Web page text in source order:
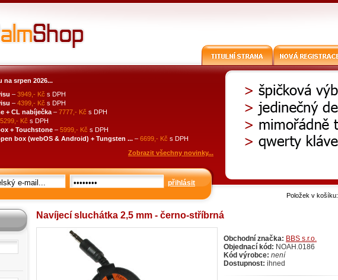
na srpen 2026...
– 3949,- Kč s DPH
– 4399,- Kč s DPH
+ CL nabíječka – 7777,- Kč s DPH
5299,- Kč s DPH
+ Touchstone – 5999,- Kč s DPH
box (webOS & Android) + Tungsten ... – 6699,- Kč s DPH
Zobrazit všechny novinky...
přihlásit
Položek v košíku:
Navíjecí sluchátka 2,5 mm - černo-stříbrná
Obchodní značka: BBS s.r.o.
Objednací kód: NOAH.0186
Kód výrobce: není
Dostupnost: ihned